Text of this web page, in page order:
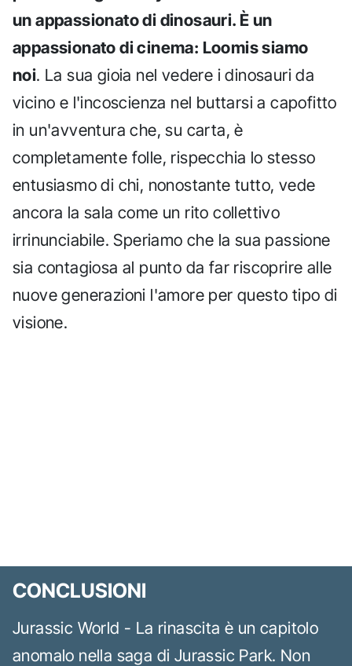
un appassionato di dinosauri. È un
appassionato di cinema: Loomis siamo
noi. La sua gioia nel vedere i dinosauri da
vicino e l'incoscienza nel buttarsi a capofitto
in un'avventura che, su carta, è
completamente folle, rispecchia lo stesso
entusiasmo di chi, nonostante tutto, vede
ancora la sala come un rito collettivo
irrinunciabile. Speriamo che la sua passione
sia contagiosa al punto da far riscoprire alle
nuove generazioni l'amore per questo tipo di
visione.
CONCLUSIONI
Jurassic World - La rinascita è un capitolo
anomalo nella saga di Jurassic Park. Non